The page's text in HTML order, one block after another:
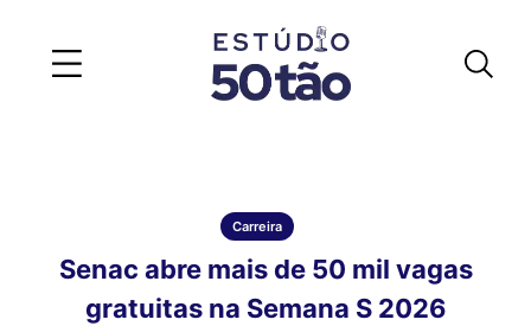
Carreira
Senac abre mais de 50 mil vagas
gratuitas na Semana S 2026